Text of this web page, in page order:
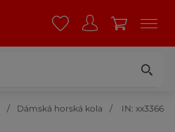
Dámská horská kola IN: xx3366